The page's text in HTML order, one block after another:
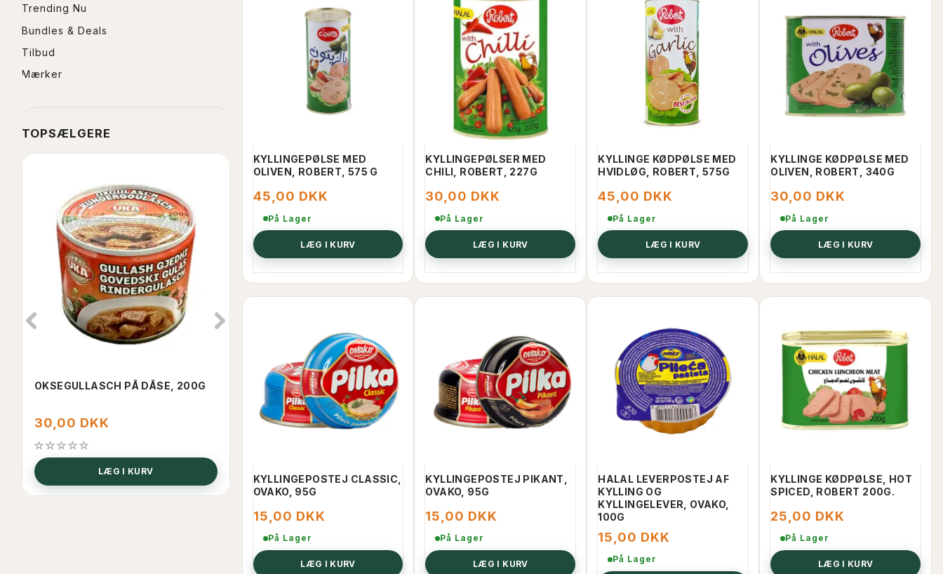
Trending Nu
Bundles & Deals
Tilbud
Mærker
TOPSÆLGERE
OKSEGULLASCH PÅ DÅSE, 200G
30,00 DKK
LÆG I KURV
CORNED HALAL BEEF EXETER
340GM
50,00 DKK
KYLLINGESKIVER PÅ DÅSE, 150G,
UKA
20,00 DKK
ARGETA KYLLINGEPOSTEJ HALAL
95 G
20,00 DKK
PIKANT SMAG
15,00 DKK
KYLLINGEPØLSE MED
OLIVEN, ROBERT, 575 G
45,00 DKK
På Lager
LÆG I KURV
KYLLINGEPØLSER MED
CHILI, ROBERT, 227G
30,00 DKK
På Lager
LÆG I KURV
KYLLINGE KØDPØLSE MED
HVIDLØG, ROBERT, 575G
45,00 DKK
På Lager
LÆG I KURV
KYLLINGE KØDPØLSE MED
OLIVEN, ROBERT, 340G
30,00 DKK
På Lager
LÆG I KURV
KYLLINGEPOSTEJ CLASSIC,
OVAKO, 95G
15,00 DKK
På Lager
LÆG I KURV
KYLLINGEPOSTEJ PIKANT,
OVAKO, 95G
15,00 DKK
På Lager
LÆG I KURV
HALAL LEVERPOSTEJ AF
KYLLING OG
KYLLINGELEVER, OVAKO,
100G
15,00 DKK
På Lager
KYLLINGE KØDPØLSE, HOT
SPICED, ROBERT 200G.
25,00 DKK
På Lager
LÆG I KURV